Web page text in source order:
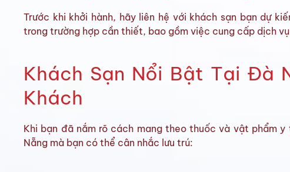
Trước khi khởi hành, hãy liên hệ với khách sạn bạn dự
trong trường hợp cần thiết, bao gồm việc cung cấp dịch
Khách Sạn Nổi Bật Tại Đà
Khách
Khi bạn đã nắm rõ cách mang theo thuốc và vật phẩm
Nẵng mà bạn có thể cân nhắc lưu trú: